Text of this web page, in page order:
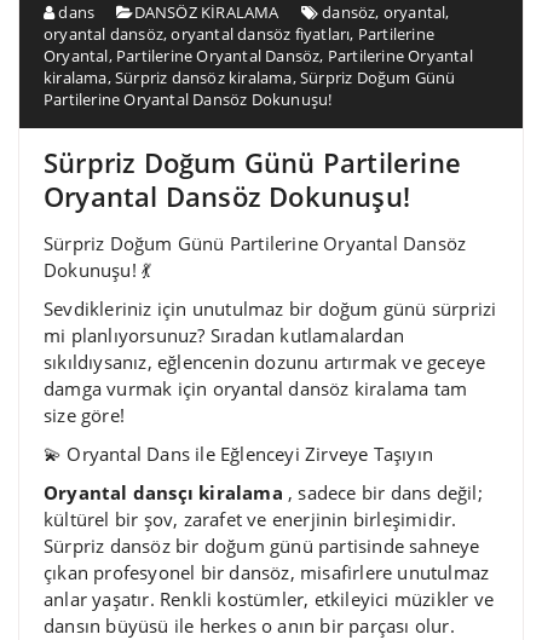
dans DANSÖZ KİRALAMA dansöz, oryantal,
oryantal dansöz,oryantal dansöz fiyatları, Partilerine
Oryantal, Partilerine Oryantal Dansöz, Partilerine Oryantal
kiralama,Sürpriz dansöz kiralama,Sürpriz Doğum Günü
Partilerine Oryantal Dansöz Dokunuşu!
Sürpriz Doğum Günü Partilerine
Oryantal Dansöz Dokunuşu!
Sürpriz Doğum Günü Partilerine Oryantal Dansöz
Dokunuşu! 💃
Sevdikleriniz için unutulmaz bir doğum günü sürprizi
mi planlıyorsunuz? Sıradan kutlamalardan
sıkıldıysanız, eğlencenin dozunu artırmak ve geceye
damga vurmak için oryantal dansöz kiralama tam
size göre!
💫 Oryantal Dans ile Eğlenceyi Zirveye Taşıyın
Oryantal dansçı kiralama , sadece bir dans değil;
kültürel bir şov, zarafet ve enerjinin birleşimidir.
Sürpriz dansöz bir doğum günü partisinde sahneye
çıkan profesyonel bir dansöz, misafirlere unutulmaz
anlar yaşatır. Renkli kostümler, etkileyici müzikler ve
dansın büyüsü ile herkes o anın bir parçası olur.